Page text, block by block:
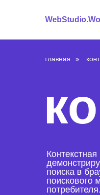
главная »
поиска в
поискового
потребителя.